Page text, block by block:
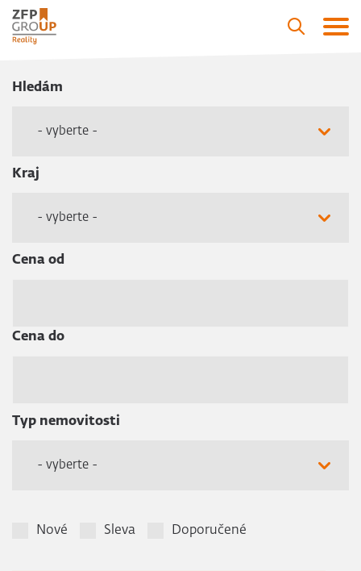
Hledám
- vyberte -
Kraj
- vyberte -
Cena od
Cena do
Typ nemovitosti
- vyberte -
Nové Sleva Doporučené